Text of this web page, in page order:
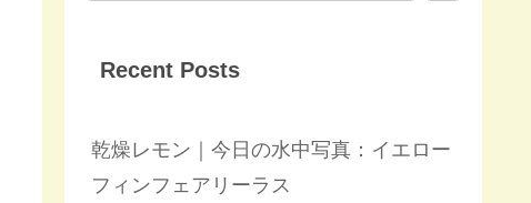
Recent Posts
乾燥レモン｜今日の水中写真：イエロー
フィンフェアリーラス